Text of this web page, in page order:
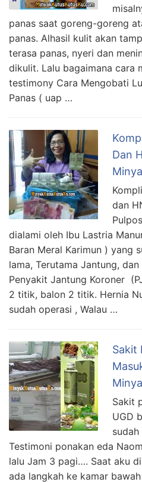
panas saat goreng-goreng
panas. Alhasil kulit akan
terasa panas, nyeri dan
dikulit. Lalu bagaimana cara
testimony Cara Mengobati
Panas ( uap …
Dan
dan
dialami oleh Ibu Lastria
Baran Meral Karimun ) yang
lama, Terutama Jantung,
Penyakit Jantung Koroner
2 titik, balon 2 titik. Hernia
sudah operasi , Walau …
Sakit
Sakit
UGD
Testimoni ponakan eda
lalu Jam 3 pagi…. Saat aku
ada langkah ke kamar